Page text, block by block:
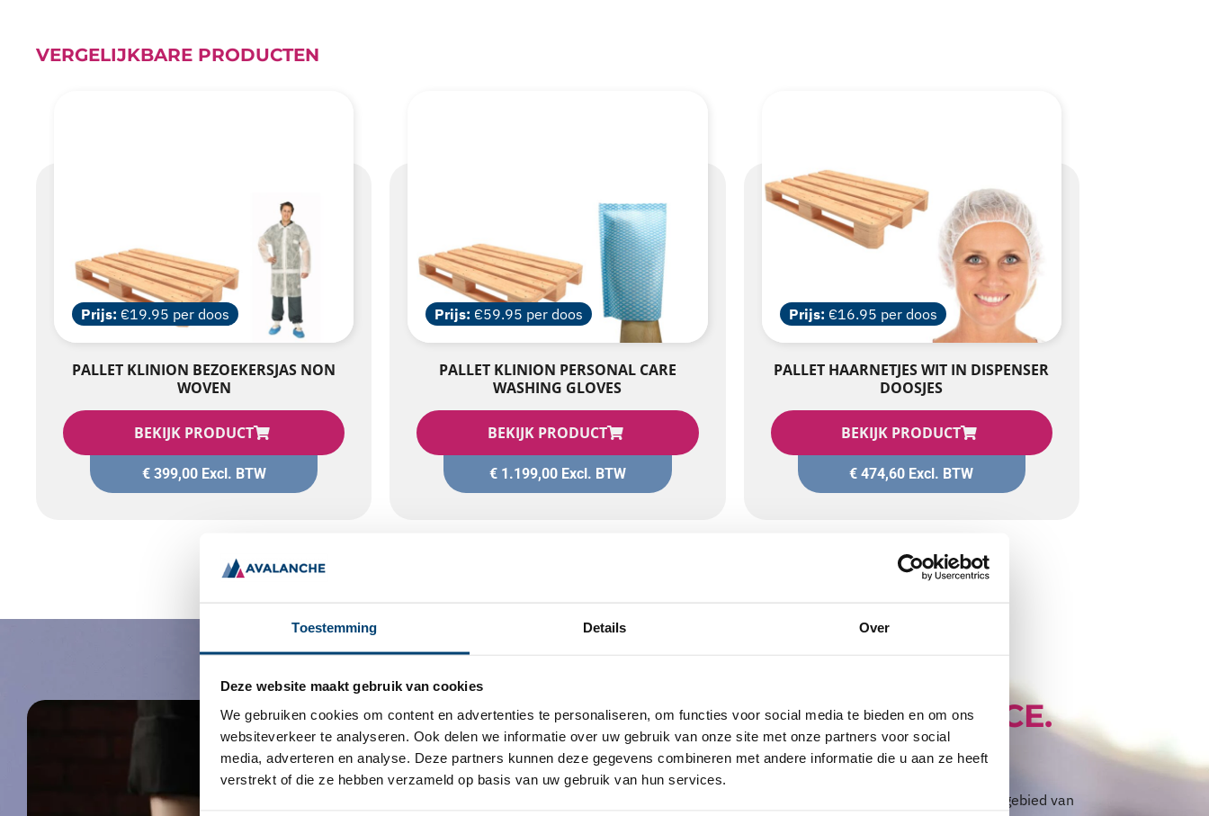
Toestemming Details Over
Deze website maakt gebruik van cookies
We gebruiken cookies om content en advertenties te personaliseren, om functies voor social media te bieden en om ons
websiteverkeer te analyseren. Ook delen we informatie over uw gebruik van onze site met onze partners voor social
media, adverteren en analyse. Deze partners kunnen deze gegevens combineren met andere informatie die u aan ze heeft
verstrekt of die ze hebben verzameld op basis van uw gebruik van hun services.
VERGELIJKBARE PRODUCTEN
Prijs: €19.95 per doos
PALLET KLINION BEZOEKERSJAS NON
WOVEN
BEKIJK PRODUCT
€399,00Excl. BTW
Prijs: €59.95 per doos
PALLET KLINION PERSONAL CARE
WASHING GLOVES
BEKIJK PRODUCT
€1.199,00Excl. BTW
Prijs: €16.95 per doos
PALLET HAARNETJES WIT IN DISPENSER
DOOSJES
BEKIJK PRODUCT
€ 474,60 Excl. BTW
OVER HET TEAM VAN AVALANCE.
Waar voor uw geld constante kwaliteit Support met verstand
Avalanche Disposables B.V. is importeur en leverancier van producten op het gebied van